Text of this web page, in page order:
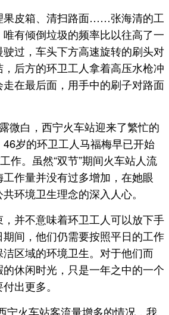
果皮箱、清扫路面……张海清的工
有倾倒垃圾的频率比以往高了一
过，车头下方高速旋转的刷头对
后方的环卫工人拿着高压水枪冲
在最后面，用手中的刷子对路面
微白，西宁火车站迎来了繁忙的
岁的环卫工人马福梅早已开始
作。虽然“双节”期间火车站人流
作量并没有过多增加，在她眼
环境卫生理念的深入人心。
并不意味着环卫工人可以放下手
间，他们仍需要按照平日的工作
区域的环境卫生。对于他们而
休闲时光，只是一年之中的一个
出更多。
宁火车站客流量增多的情况，我